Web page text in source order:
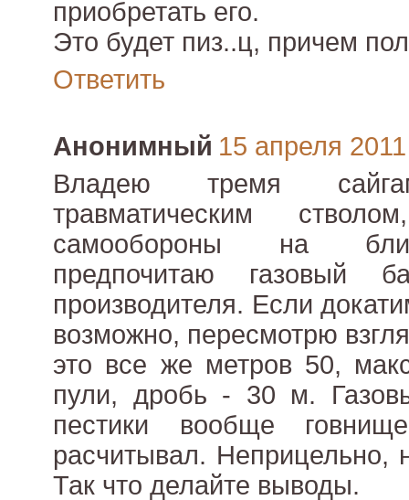
приобретать его.
Это будет пиз..ц, причем
Ответить
Анонимный 15 апреля 2011
Владею тремя
травматическим
самообороны на
предпочитаю газовый
производителя. Если
возможно, пересмотрю
это все же метров 50,
пули, дробь - 30 м.
пестики вообще
расчитывал. Неприцельно,
Так что делайте выводы.